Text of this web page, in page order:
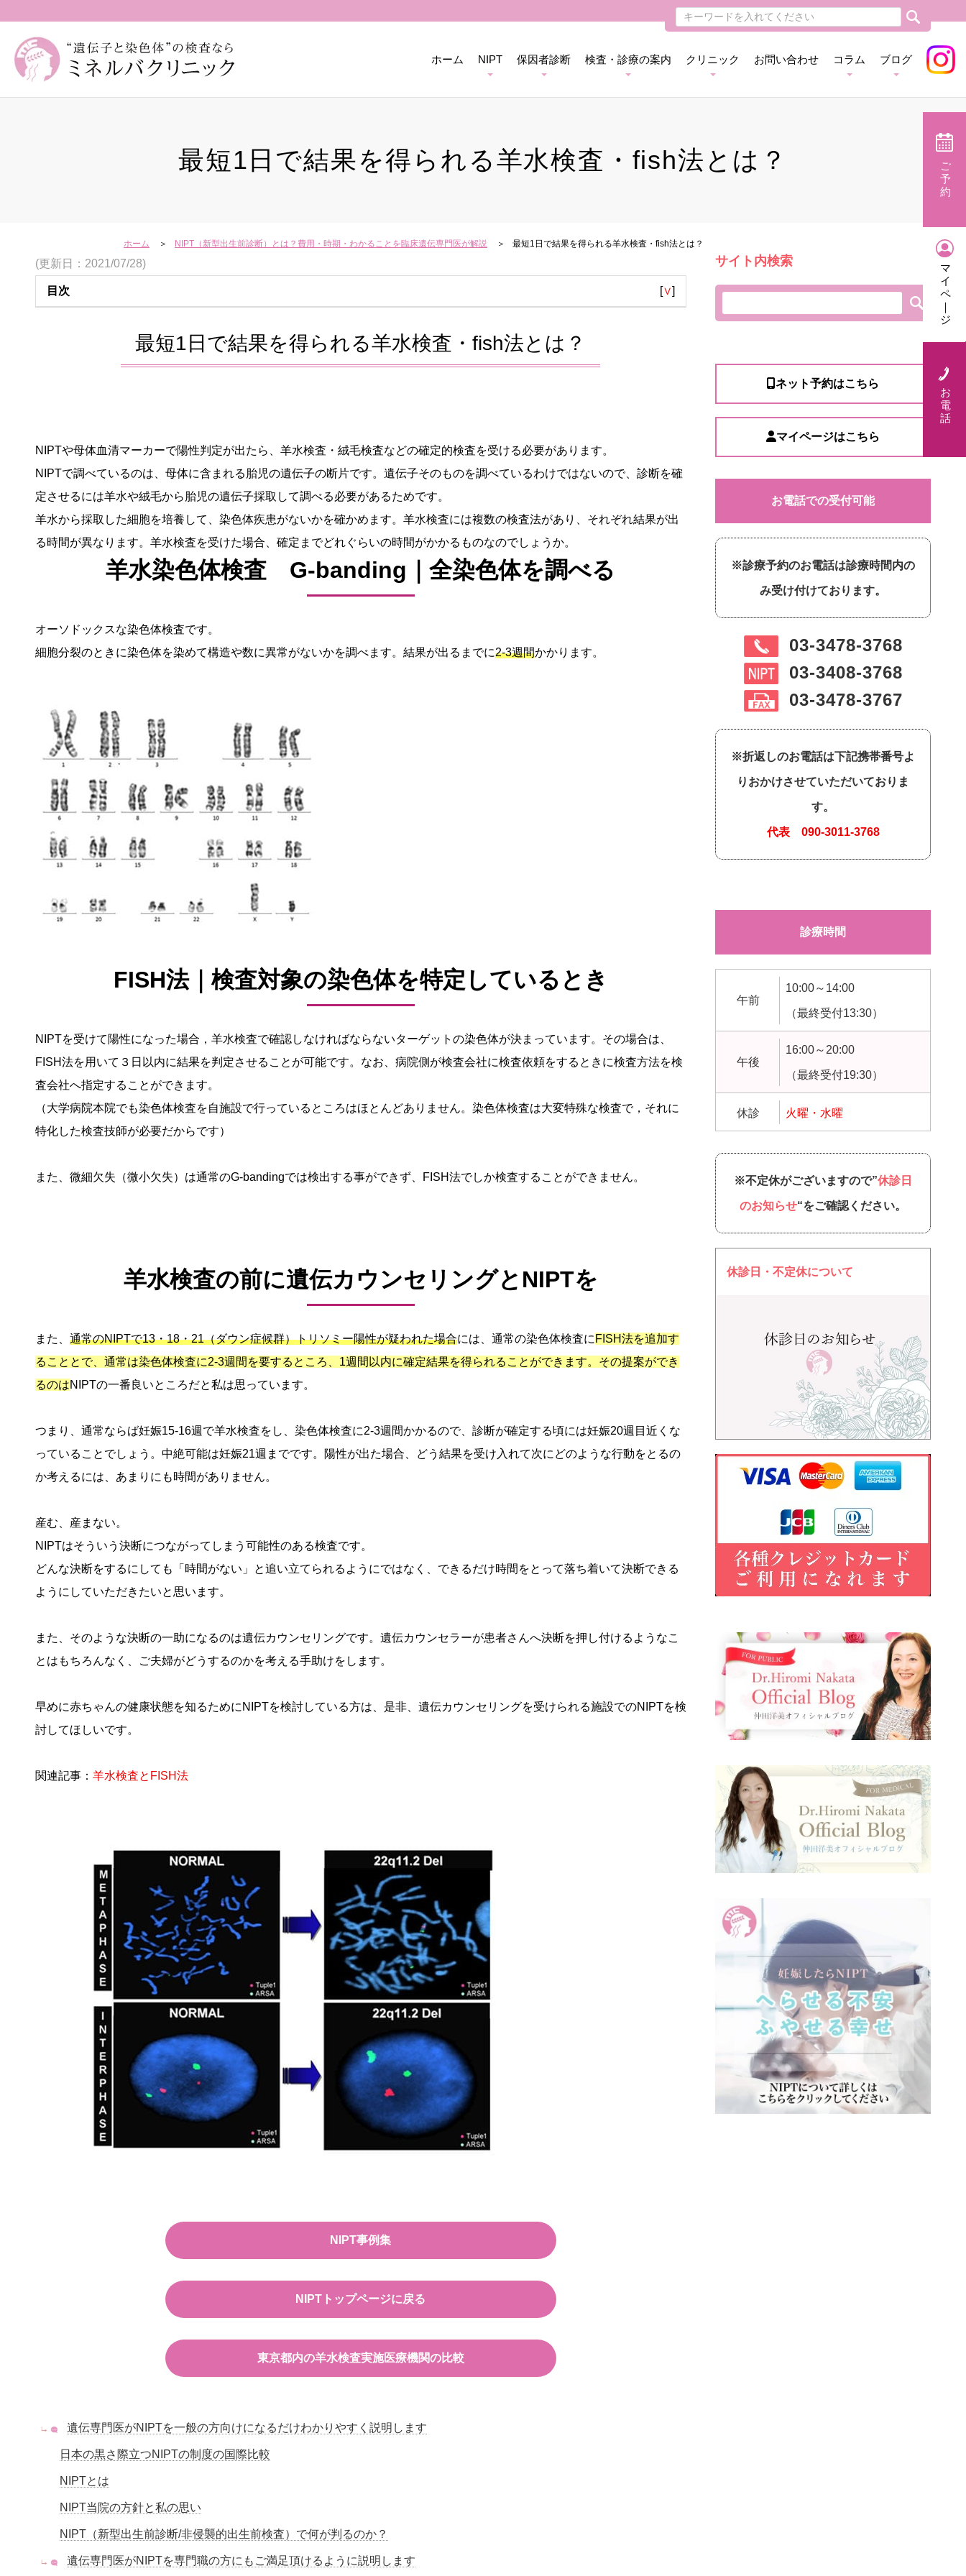
ホーム NIPT 保因者診断 検査・診療の案内 クリニック お問い合わせ コラム ブログ
最短1日で結果を得られる羊水検査・fish法とは？
ホーム NIPT（新型出生前診断）とは？費用・時期・わかることを臨床遺伝専門医が解説 最短1日で結果を得られる羊水検査・fish法とは？
(更新日：2021/07/28)
目次 [∨]
最短1日で結果を得られる羊水検査・fish法とは？
NIPTや母体血清マーカーで陽性判定が出たら、羊水検査・絨毛検査などの確定的検査を受ける必要があります。
NIPTで調べているのは、母体に含まれる胎児の遺伝子の断片です。遺伝子そのものを調べているわけではないので、診断を確
定させるには羊水や絨毛から胎児の遺伝子採取して調べる必要があるためです。
羊水から採取した細胞を培養して、染色体疾患がないかを確かめます。羊水検査には複数の検査法があり、それぞれ結果が出
る時間が異なります。羊水検査を受けた場合、確定までどれぐらいの時間がかかるものなのでしょうか。
羊水染色体検査 G-banding｜全染色体を調べる
オーソドックスな染色体検査です。
細胞分裂のときに染色体を染めて構造や数に異常がないかを調べます。結果が出るまでに2-3週間かかります。
FISH法｜検査対象の染色体を特定しているとき
NIPTを受けて陽性になった場合，羊水検査で確認しなければならないターゲットの染色体が決まっています。その場合は、
FISH法を用いて３日以内に結果を判定させることが可能です。なお、病院側が検査会社に検査依頼をするときに検査方法を検
査会社へ指定することができます。
（大学病院本院でも染色体検査を自施設で行っているところはほとんどありません。染色体検査は大変特殊な検査で，それに
特化した検査技師が必要だからです）
また、微細欠失（微小欠失）は通常のG-bandingでは検出する事ができず、FISH法でしか検査することができません。
羊水検査の前に遺伝カウンセリングとNIPTを
また、 通常のNIPTで13・18・21（ダウン症候群）トリソミー陽性が疑われた場合には、通常の染色体検査に FISH法を追加す
ることとで、通常は染色体検査に2-3週間を要するところ、1週間以内に確定結果を得られることができます。その提案ができ
るのはNIPTの一番良いところだと私は思っています。
つまり、通常ならば妊娠15-16週で羊水検査をし、染色体検査に2-3週間かかるので、診断が確定する頃には妊娠20週目近くな
っていることでしょう。中絶可能は妊娠21週までです。陽性が出た場合、どう結果を受け入れて次にどのような行動をとるの
か考えるには、あまりにも時間がありません。
産む、産まない。
NIPTはそういう決断につながってしまう可能性のある検査です。
どんな決断をするにしても「時間がない」と追い立てられるようにではなく、できるだけ時間をとって落ち着いて決断できる
ようにしていただきたいと思います。
また、そのような決断の一助になるのは遺伝カウンセリングです。遺伝カウンセラーが患者さんへ決断を押し付けるようなこ
とはもちろんなく、ご夫婦がどうするのかを考える手助けをします。
早めに赤ちゃんの健康状態を知るためにNIPTを検討している方は、是非、遺伝カウンセリングを受けられる施設でのNIPTを検
討してほしいです。
関連記事： 羊水検査とFISH法
NIPT事例集
NIPTトップページに戻る
東京都内の羊水検査実施医療機関の比較
遺伝専門医がNIPTを一般の方向けになるだけわかりやすく説明します
日本の黒さ際立つNIPTの制度の国際比較
NIPTとは
NIPT当院の方針と私の思い
NIPT（新型出生前診断/非侵襲的出生前検査）で何が判るのか？
遺伝専門医がNIPTを専門職の方にもご満足頂けるように説明します
サイト内検索
ネット予約はこちら
マイページはこちら
お電話での受付可能
※診療予約のお電話は診療時間内の
み受け付けております。
03-3478-3768
03-3408-3768
03-3478-3767
※折返しのお電話は下記携帯番号よ
りおかけさせていただいておりま
す。
代表 090-3011-3768
診療時間
午前
10:00～14:00
（最終受付13:30）
午後
16:00～20:00
（最終受付19:30）
休診 火曜・水曜
※不定休がございますので”休診日
のお知らせ“をご確認ください。
休診日・不定休について
ご
予
約
マ
イ
ペ
｜
ジ
お
電
話